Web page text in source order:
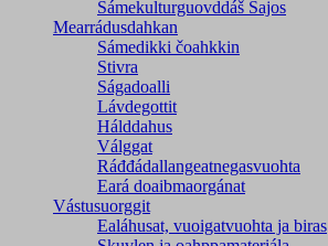
Sámekulturguovddáš Sajos
Mearrádusdahkan
Sámedikki čoahkkin
Stivra
Ságadoalli
Lávdegottit
Hálddahus
Válggat
Ráđđádallangeatnegas­vuohta
Eará doaibmaorgánat
Vástusuorggit
Ealáhusat, vuoigatvuohta ja biras